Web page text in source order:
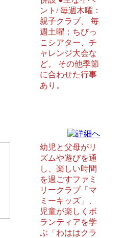
ント/ 毎週木曜：
親子クラブ、 毎
週土曜：ちびっ
こシアター、チ
ャレンジ大会な
ど。 その他季節
に合わせた行事
あり。
幼児と父母がリ
ズムや遊びを通
し、楽しい時間
を過ごすファミ
リークラブ「マ
ミーキッズ」、
児童が楽しくボ
ランティアを学
ぶ「わははクラ